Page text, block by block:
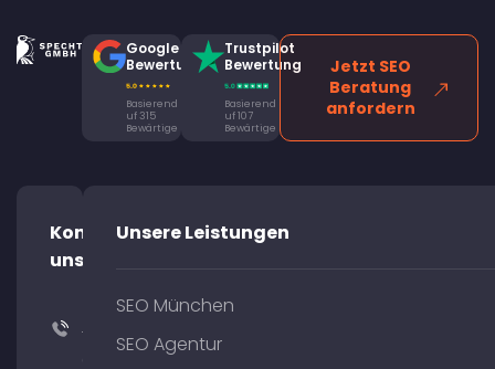
Google
Bewertung
Basierend
uf 315
Bewärtige
Trustpilot
Bewertung
Basierend
uf 107
Bewärtige
Jetzt SEO
Beratung
anfordern
Kontaktiere
uns!
+49
Unsere Leistungen
SEO München
SEO Agentur